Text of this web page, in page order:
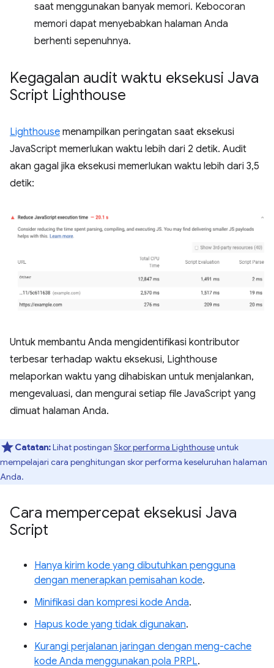
saat menggunakan banyak memori. Kebocoran
memori dapat menyebabkan halaman Anda
berhenti sepenuhnya.
Kegagalan audit waktu eksekusi Java
Script Lighthouse
Lighthouse menampilkan peringatan saat eksekusi
JavaScript memerlukan waktu lebih dari 2 detik. Audit
akan gagal jika eksekusi memerlukan waktu lebih dari 3,5
detik:
Untuk membantu Anda mengidentifikasi kontributor
terbesar terhadap waktu eksekusi, Lighthouse
melaporkan waktu yang dihabiskan untuk menjalankan,
mengevaluasi, dan mengurai setiap file JavaScript yang
dimuat halaman Anda.
Catatan:Lihat postingan Skor performa Lighthouseuntuk
mempelajari cara penghitungan skor performa keseluruhan halaman
Anda.
Cara mempercepat eksekusi Java
Script
Hanya kirim kode yang dibutuhkan pengguna
dengan menerapkan pemisahan kode.
Minifikasi dan kompresi kode Anda.
Hapus kode yang tidak digunakan.
Kurangi perjalanan jaringan dengan meng-cache
kode Anda menggunakan pola PRPL.